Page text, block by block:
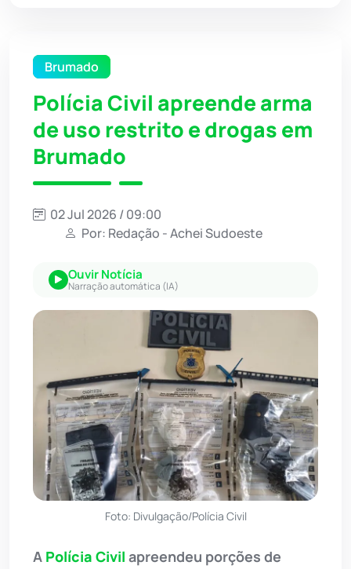
Brumado
Polícia Civil apreende arma
de uso restrito e drogas em
Brumado
02 Jul 2026 / 09:00
Por: Redação - Achei Sudoeste
Ouvir Notícia
Narração automática (IA)
Foto: Divulgação/Polícia Civil
A Polícia Civil apreendeu porções de